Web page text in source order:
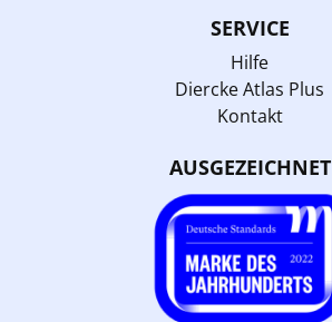
SERVICE
Hilfe
Diercke Atlas Plus
Kontakt
AUSGEZEICHNET